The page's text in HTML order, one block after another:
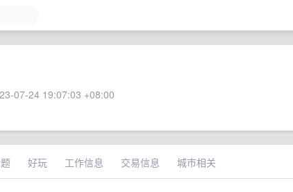
07-24 19:07:03 +08:00
好玩 工作信息 交易信息 城市相关